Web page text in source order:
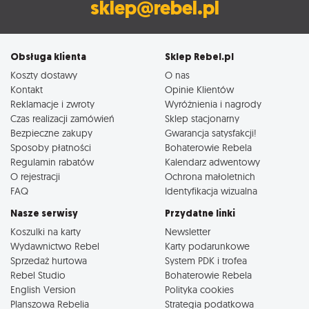
sklep@rebel.pl
Obsługa klienta
Koszty dostawy
Kontakt
Reklamacje i zwroty
Czas realizacji zamówień
Bezpieczne zakupy
Sposoby płatności
Regulamin rabatów
O rejestracji
FAQ
Sklep Rebel.pl
O nas
Opinie Klientów
Wyróżnienia i nagrody
Sklep stacjonarny
Gwarancja satysfakcji!
Bohaterowie Rebela
Kalendarz adwentowy
Ochrona małoletnich
Identyfikacja wizualna
Nasze serwisy
Koszulki na karty
Wydawnictwo Rebel
Sprzedaż hurtowa
Rebel Studio
English Version
Planszowa Rebelia
Przydatne linki
Newsletter
Karty podarunkowe
System PDK i trofea
Bohaterowie Rebela
Polityka cookies
Strategia podatkowa